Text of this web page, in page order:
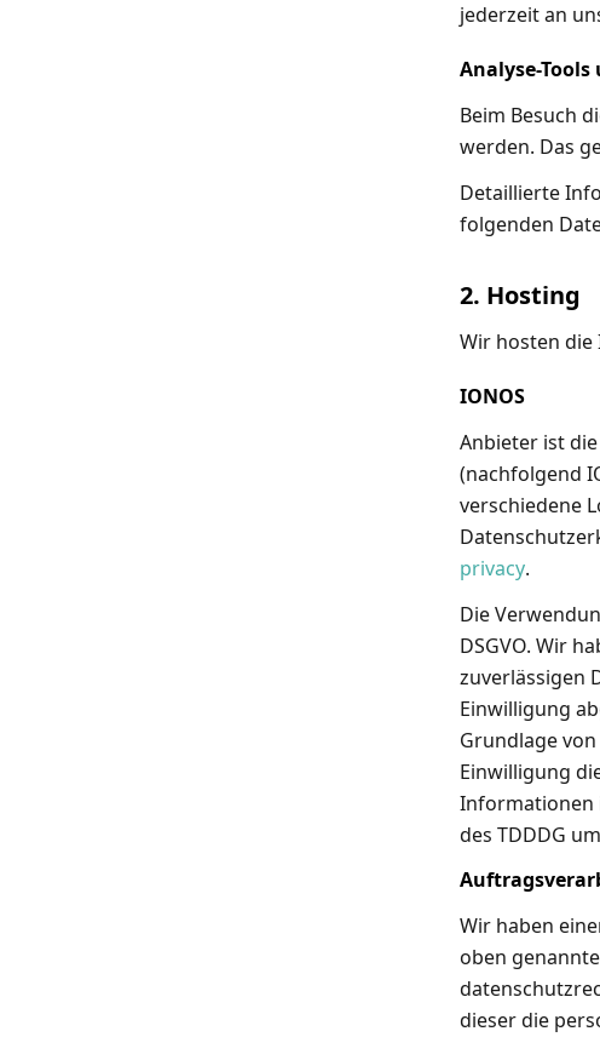
jederzeit an
Analyse-
Beim Besuch
werden. Das
Detaillierte
folgenden
2. Hosting
Wir hosten die
IONOS
Anbieter ist die
(nachfolgend
verschiedene
privacy.
Die
DSGVO. Wir
zuverlässigen
Einwilligung
Grundlage von
Einwilligung
Informationen
des TDDDG
Wir haben
oben
dieser die